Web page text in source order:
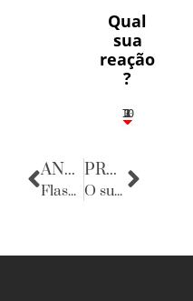
Qual
sua
reação
?
3
1
1
2
10
ANTERIOR
Flashes
PRÓXIMA
O surfista Filipe Toledo